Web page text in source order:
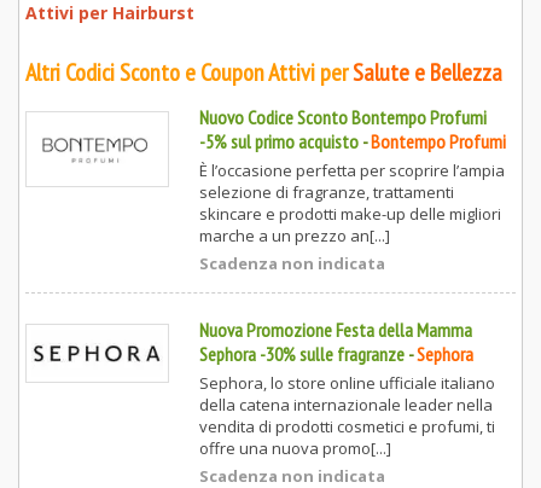
Attivi per Hairburst
Altri Codici Sconto e Coupon Attivi perSalute e Bellezza
Nuovo Codice Sconto Bontempo Profumi
-5% sul primo acquisto-Bontempo Profumi
È l’occasione perfetta per scoprire l’ampia
selezione di fragranze, trattamenti
skincare e prodotti make-up delle migliori
marche a un prezzo an[...]
Scadenza non indicata
Nuova Promozione Festa della Mamma
Sephora -30% sulle fragranze -Sephora
Sephora, lo store online ufficiale italiano
della catena internazionale leader nella
vendita di prodotti cosmetici e profumi, ti
offre una nuova promo[...]
Scadenza non indicata